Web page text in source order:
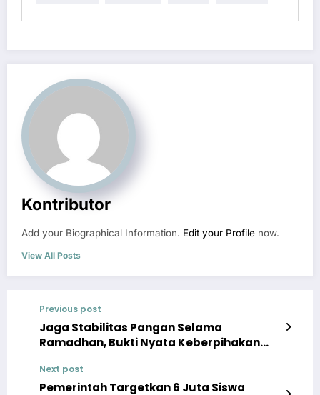
Kontributor
Add your Biographical Information. Edit your Profile now.
View All Posts
Previous post
Jaga Stabilitas Pangan Selama
Ramadhan, Bukti Nyata Keberpihakan
Next post
Pemerintah Targetkan 6 Juta Siswa